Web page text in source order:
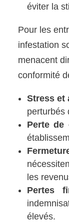
éviter la
Pour les
infestation
menacent
conformité
Stress et
perturbés
Perte de
les
Pertes
élevés.